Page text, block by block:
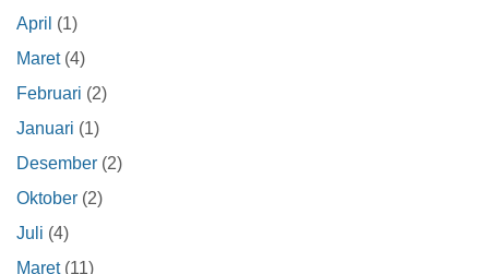
April (1)
Maret(4)
Februari (2)
Januari (1)
Desember (2)
Oktober (2)
Juli (4)
Maret(11)